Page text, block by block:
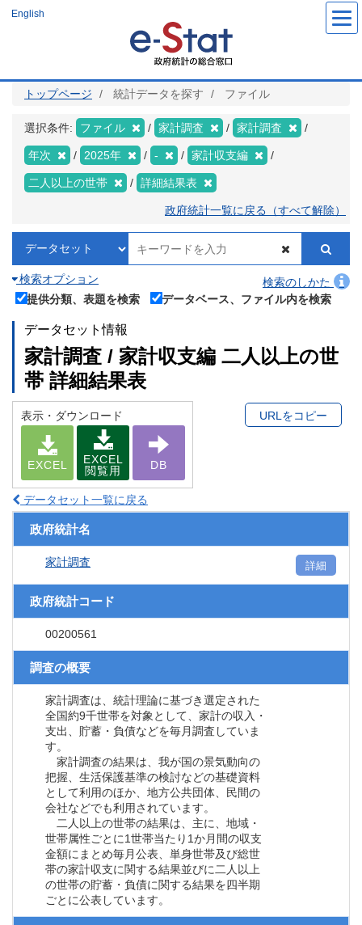
ツ
English
トップページ 統計データを探す ファイル
選択条件: ファイル 家計調査 家計調査
年次 2025年 - 家計収支編
二人以上の世帯 詳細結果表
政府統計一覧に戻る（すべて解除）
検索オプション
検索のしかた
提供分類、表題を検索
データベース、ファイル内を検索
データセット情報
家計調査 / 家計収支編 二人以上の世
帯 詳細結果表
表示・ダウンロード
EXCEL
EXCEL
閲覧用
DB
URLをコピー
データセット一覧に戻る
政府統計名
家計調査 詳細
政府統計コード
00200561
調査の概要
家計調査は、統計理論に基づき選定された
全国約9千世帯を対象として、家計の収入・
支出、貯蓄・負債などを毎月調査していま
す。
家計調査の結果は、我が国の景気動向の
把握、生活保護基準の検討などの基礎資料
として利用のほか、地方公共団体、民間の
会社などでも利用されています。
二人以上の世帯の結果は、主に、地域・
世帯属性ごとに1世帯当たり1か月間の収支
金額にまとめ毎月公表、単身世帯及び総世
帯の家計収支に関する結果並びに二人以上
の世帯の貯蓄・負債に関する結果を四半期
ごとに公表しています。